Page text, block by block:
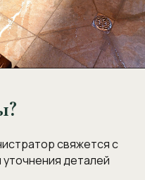
свяжется с
деталей